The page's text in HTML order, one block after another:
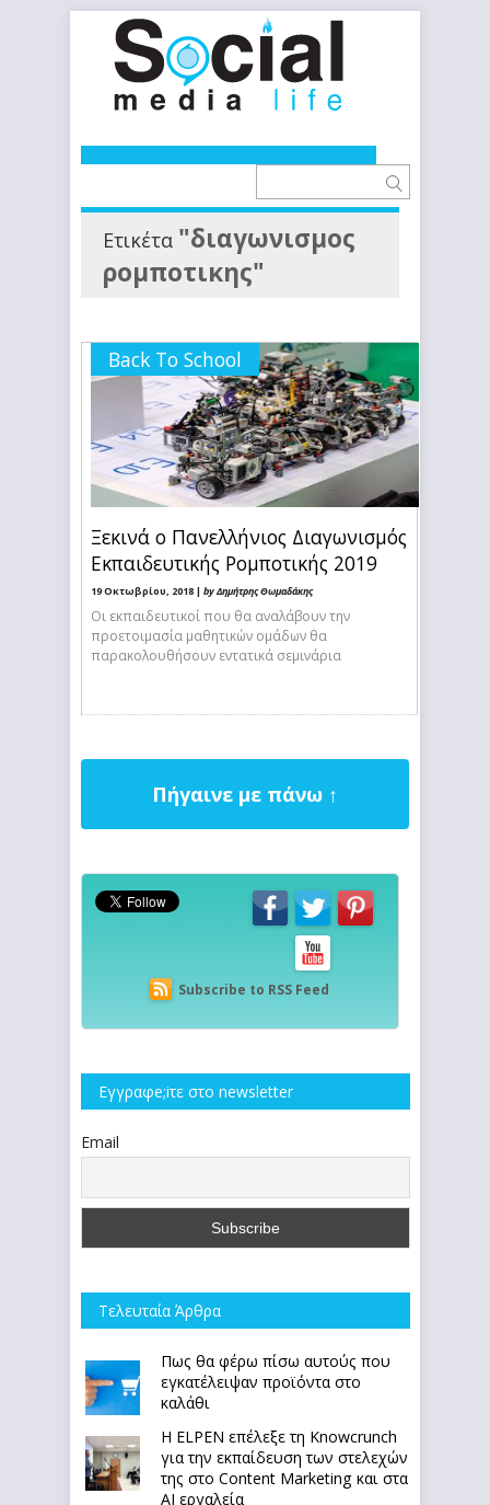
Ετικέτα "διαγωνισμος
ρομποτικης"
Back To School
Ξεκινά ο Πανελλήνιος Διαγωνισμός
Εκπαιδευτικής Ρομποτικής 2019
19 Οκτωβρίου, 2018 | by Δημήτρης Θωμαδάκης
Οι εκπαιδευτικοί που θα αναλάβουν την
προετοιμασία μαθητικών ομάδων θα
παρακολουθήσουν εντατικά σεμινάρια
Πήγαινε με πάνω ↑
Subscribe to RSS Feed
Εγγραφe;iτε στο newsletter
Email
Τελευταία Άρθρα
Πως θα φέρω πίσω αυτούς που
εγκατέλειψαν προϊόντα στο
καλάθι
Η ELPEN επέλεξε τη Knowcrunch
για την εκπαίδευση των στελεχών
της στο Content Marketing και στα
AI εργαλεία